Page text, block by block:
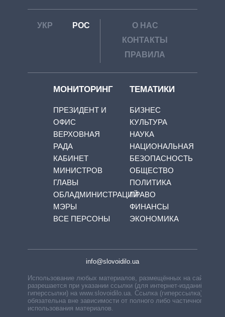
УКР РОС
О НАС
КОНТАКТЫ
ПРАВИЛА
МОНИТОРИНГ
ПРЕЗИДЕНТ И
ОФИС
ВЕРХОВНАЯ
РАДА
КАБИНЕТ
МИНИСТРОВ
ГЛАВЫ
ОБЛАДМИНИСТРАЦИЙ
МЭРЫ
ВСЕ ПЕРСОНЫ
ТЕМАТИКИ
БИЗНЕС
КУЛЬТУРА
НАУКА
НАЦИОНАЛЬНАЯ
БЕЗОПАСНОСТЬ
ОБЩЕСТВО
ПОЛИТИКА
ПРАВО
ФИНАНСЫ
ЭКОНОМИКА
info@slovoidilo.ua
Использование любых материалов, размещённых на сайте,
разрешается при указании ссылки (для интернет-изданий —
гиперссылки) на www.slovoidilo.ua. Ссылка (гиперссылка)
обязательна вне зависимости от полного либо частичного
использования материалов.